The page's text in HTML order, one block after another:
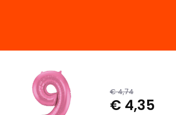
€ 4,74
€ 4,35